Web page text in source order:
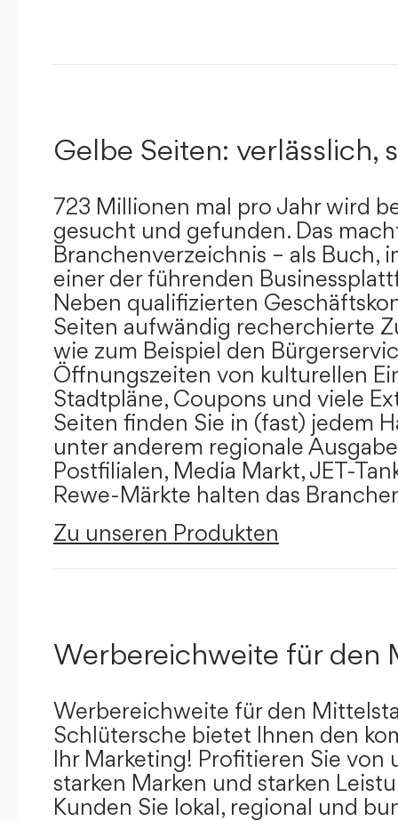
Gelbe Seiten: verlässlich,
723 Millionen mal pro Jahr wird
gesucht und gefunden. Das
Branchenverzeichnis – als Buch,
einer der führenden
Neben qualifizierten
Seiten aufwändig recherchierte
wie zum Beispiel den
Öffnungszeiten von kulturellen
Stadtpläne, Coupons und viele
Seiten finden Sie in (fast) jedem
unter anderem regionale
Postfilialen, Media Markt, JET-
Rewe-Märkte halten das
Zu unseren Produkten
Werbereichweite für den
Werbereichweite für den
Schlütersche bietet Ihnen den
Ihr Marketing! Profitieren Sie von
starken Marken und starken
Kunden Sie lokal, regional und